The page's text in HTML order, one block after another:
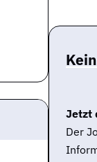
Jetzt
Der